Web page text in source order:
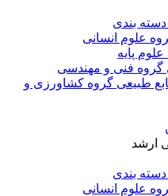
بندی
علوم انسانی
پایه
گروه فنی و مهندسی
گروه کشاورزی و
ارشد
بندی
علوم انسانی